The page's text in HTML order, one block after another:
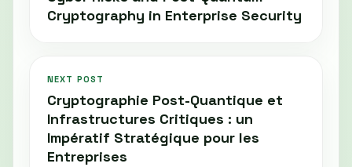
Cryptography in Enterprise Security
NEXT POST
Cryptographie Post-Quantique et
Infrastructures Critiques : un
Impératif Stratégique pour les
Entreprises